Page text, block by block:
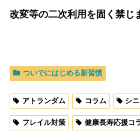
改変等の二次利用を固く禁じ
ついでにはじめる新習慣
アトランダム コラム シ
フレイル対策 健康長寿応援コ